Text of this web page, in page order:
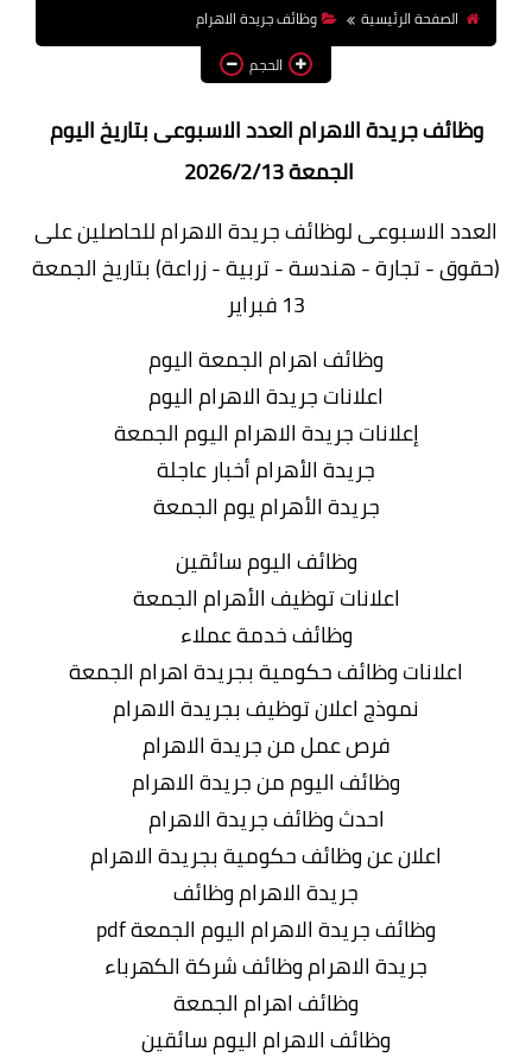
وظائف اعضاء هيئة تدريس
بالجامعات والمعاهد
اخبار
الصفحة الرئيسية
وظائف جريدة الاهرام
الحجم
وظائف جريدة الاهرام العدد الاسبوعى بتاريخ اليوم
الجمعة 2026/2/13
العدد الاسبوعى لوظائف جريدة الاهرام للحاصلين على
(حقوق - تجارة - هندسة - تربية - زراعة) بتاريخ الجمعة
13 فبراير
وظائف اهرام الجمعة اليوم
اعلانات جريدة الاهرام اليوم
إعلانات جريدة الاهرام اليوم الجمعة
جريدة الأهرام أخبار عاجلة
جريدة الأهرام يوم الجمعة
وظائف اليوم سائقين
اعلانات توظيف الأهرام الجمعة
وظائف خدمة عملاء
اعلانات وظائف حكومية بجريدة اهرام الجمعة
نموذج اعلان توظيف بجريدة الاهرام
فرص عمل من جريدة الاهرام
وظائف اليوم من جريدة الاهرام
احدث وظائف جريدة الاهرام
اعلان عن وظائف حكومية بجريدة الاهرام
جريدة الاهرام وظائف
وظائف جريدة الاهرام اليوم الجمعة pdf
جريدة الاهرام وظائف شركة الكهرباء
وظائف اهرام الجمعة
وظائف الاهرام اليوم سائقين